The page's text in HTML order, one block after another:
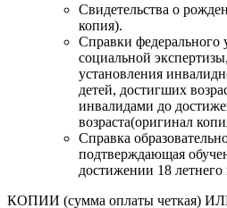
Свидетельства о
копия).
Справки федерального
социальной
установления
детей, достигших
инвалидами до
возраста(оригинал
Справка
подтверждающая
достижении 18 летнего
КОПИИ (сумма оплаты четкая)